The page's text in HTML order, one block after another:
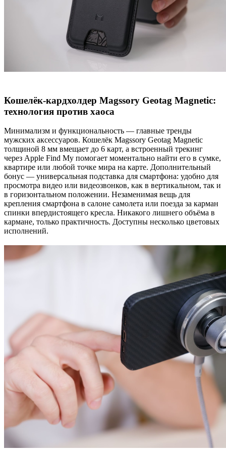
Кошелёк-кардхолдер Magssory Geotag Magnetic:
технология против хаоса
Минимализм и функциональность — главные тренды
мужских аксессуаров. Кошелёк Magssory Geotag Magnetic
толщиной 8 мм вмещает до 6 карт, а встроенный трекинг
через Apple Find My помогает моментально найти его в сумке,
квартире или любой точке мира на карте. Дополнительный
бонус — универсальная подставка для смартфона: удобно для
просмотра видео или видеозвонков, как в вертикальном, так и
в горизонтальном положении. Незаменимая вещь для
крепления смартфона в салоне самолета или поезда за карман
спинки впердистоящего кресла. Никакого лишнего объёма в
кармане, только практичность. Доступны несколько цветовых
исполнений.